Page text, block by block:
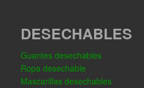
DESECHABLES
Guantes desechables
Ropa desechable
Mascarillas desechables